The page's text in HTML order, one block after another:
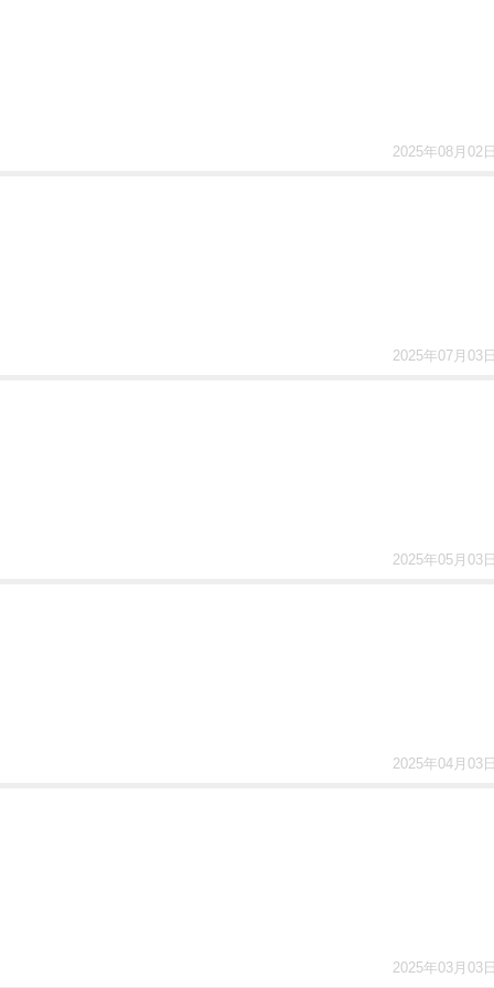
2025年08月02
2025年07月03
2025年05月03
2025年04月03
2025年03月03